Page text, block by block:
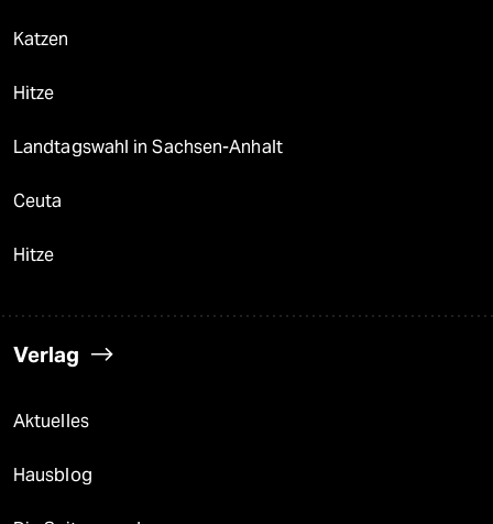
Katzen
Hitze
Landtagswahl in Sachsen-Anhalt
Ceuta
Hitze
Verlag
Aktuelles
Hausblog